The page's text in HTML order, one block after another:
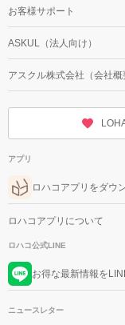
お客様サポート
ASKUL（法人向け）
アスクル株式会社（会社概
アプリ
ロハコアプリをダウ
ロハコアプリについて
ロハコ公式LINE
お得な最新情報を
ニュースレター